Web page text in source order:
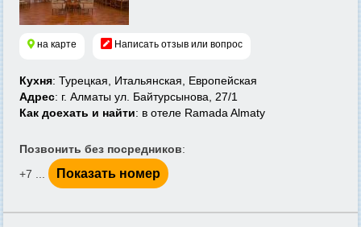
на карте Написать отзыв или вопрос
Кухня: Турецкая, Итальянская, Европейская
Адрес: г. Алматы ул. Байтурсынова, 27/1
Как доехать и найти: в отеле Ramada Almaty
Позвонить без посредников:
+7 ...
Показать номер